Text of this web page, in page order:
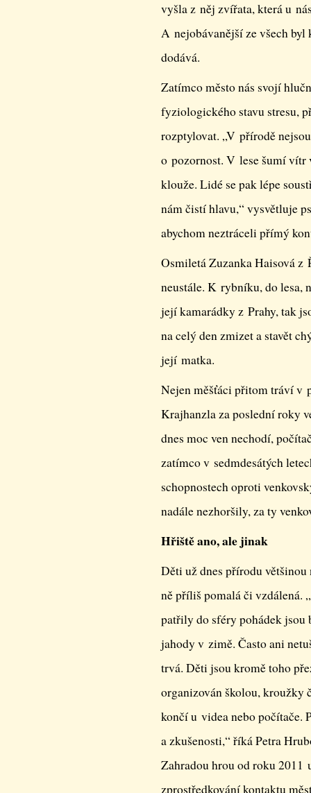
vyšla z něj zvířata, která u
A nejobávanější ze všech
dodává.
Zatímco město nás svojí
fyziologického stavu stresu,
rozptylovat. „V přírodě
o pozornost. V lese šumí vítr
klouže. Lidé se pak lépe
nám čistí hlavu,“ vysvětluje
abychom neztráceli přímý
Osmiletá Zuzanka Haisová z
neustále. K rybníku, do lesa,
její kamarádky z Prahy, tak
na celý den zmizet a stavět
její matka.
Nejen měšťáci přitom tráví v
Krajhanzla za poslední roky
dnes moc ven nechodí,
zatímco v sedmdesátých
schopnostech oproti
nadále nezhoršily, za ty
Hřiště ano, ale jinak
Děti už dnes přírodu většinou
ně příliš pomalá či vzdálená.
patřily do sféry pohádek jsou
jahody v zimě. Často ani
trvá. Děti jsou kromě toho
organizován školou, kroužky
končí u videa nebo počítače.
a zkušenosti,“ říká Petra
Zahradou hrou od roku 2011
zprostředkování kontaktu